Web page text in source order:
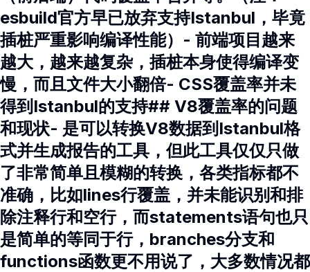
esbuild官方早已放弃支持Istanbul，毕竟
插桩严重影响编译性能）- 前端项目越来
越大，越来越复杂，插桩本身使得编译变
慢，而且文件大小翻倍- CSS覆盖率并未
得到Istanbul的支持## V8覆盖率的问题
和现状- 是可以转换V8数据到Istanbul格
式并生成报告的工具，但此工具仅仅只做
了非常简单且模糊的转换，各类指标都不
准确，比如lines行覆盖，并未能识别和排
除注释行和空行，而statements语句也只
是简单的等同于行，branches分支和
functions函数更不用说了，大多数情况都